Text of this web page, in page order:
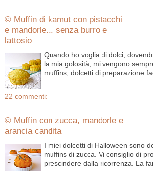
© Muffin di kamut con pistacchi
e mandorle... senza burro e
lattosio
Quando ho voglia di dolci,
la mia golosità, mi vengono
muffins, dolcetti di preparazione
22 commenti:
© Muffin con zucca, mandorle e
arancia candita
I miei dolcetti di Halloween sono
muffins di zucca. Vi consiglio di
prescindere dalla ricorrenza. La